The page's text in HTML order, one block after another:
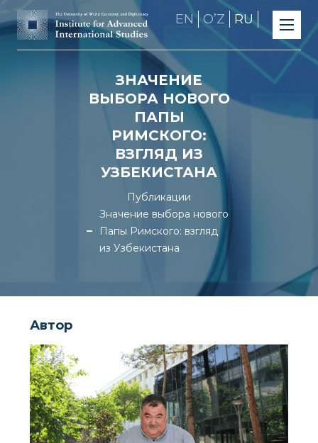
EN OʼZ RU
ЗНАЧЕНИЕ
ВЫБОРА НОВОГО
ПАПЫ
РИМСКОГО:
ВЗГЛЯД ИЗ
УЗБЕКИСТАНА
Публикации
Значение выбора нового
Папы Римского: взгляд
из Узбекистана
Автор